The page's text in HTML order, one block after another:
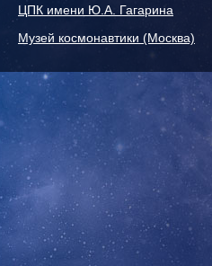
ЦПК имени Ю.А. Гагарина
Музей космонавтики (Москва)